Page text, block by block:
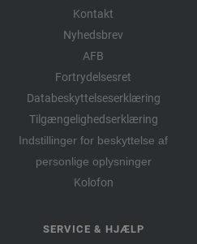
Kontakt
Nyhedsbrev
AFB
Fortrydelsesret
Databeskyttelseserklæring
Tilgængelighedserklæring
Indstillinger for beskyttelse af
personlige oplysninger
Kolofon
SERVICE & HJÆLP